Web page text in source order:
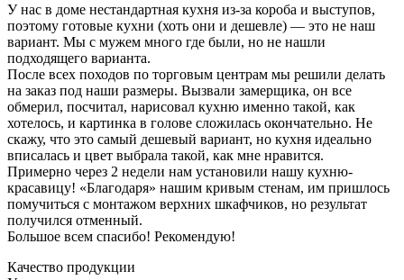
У нас в доме нестандартная кухня из-за короба и выступов,
поэтому готовые кухни (хоть они и дешевле) — это не наш
вариант. Мы с мужем много где были, но не нашли
подходящего варианта.
После всех походов по торговым центрам мы решили делать
на заказ под наши размеры. Вызвали замерщика, он все
обмерил, посчитал, нарисовал кухню именно такой, как
хотелось, и картинка в голове сложилась окончательно. Не
скажу, что это самый дешевый вариант, но кухня идеально
вписалась и цвет выбрала такой, как мне нравится.
Примерно через 2 недели нам установили нашу кухню-
красавицу! «Благодаря» нашим кривым стенам, им пришлось
помучиться с монтажом верхних шкафчиков, но результат
получился отменный.
Большое всем спасибо! Рекомендую!
Качество продукции